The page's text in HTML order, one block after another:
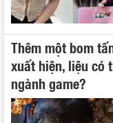
Thêm một bom
xuất hiện, liệu có
ngành game?